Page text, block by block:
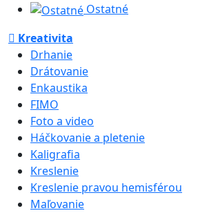
Ostatné
Kreativita
Drhanie
Drátovanie
Enkaustika
FIMO
Foto a video
Háčkovanie a pletenie
Kaligrafia
Kreslenie
Kreslenie pravou hemisférou
Maľovanie